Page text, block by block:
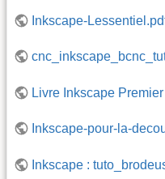
Inkscape-
Livre Inkscape
Inkscape-pour-la-
Inkscape :